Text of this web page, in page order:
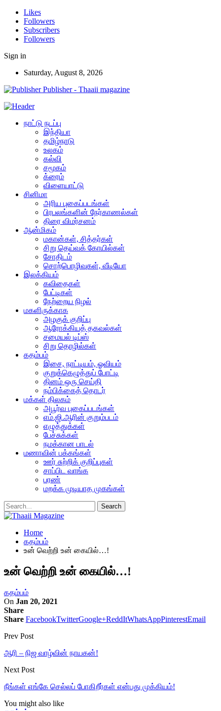
Likes
Followers
Subscribers
Followers
Sign in
Saturday, August 8, 2026
Publisher - Thaaii magazine
நாட்டு நடப்பு
இந்தியா
தமிழ்நாடு
உலகம்
கல்வி
சமூகம்
க்ரைம்
விளையாட்டு
சினிமா
அரிய புகைப்படங்கள்
பிரபலங்களின் நேர்காணல்கள்
திரை விமர்சனம்
ஆன்மிகம்
மகான்கள், சித்தர்கள்
சிறு தெய்வக் கோயில்கள்
சோதிடம்
சொற்பொழிவுகள், வீடியோ
இலக்கியம்
கவிதைகள்
பேட்டிகள்
நேற்றைய நிழல்
மகளிருக்காக
அழகுக் குறிப்பு
ஆரோக்கியத் தகவல்கள்
சமையல் டிப்ஸ்
சிறு தொழில்கள்
கதம்பம்
இசை, நாட்டியம், ஓவியம்
குறுக்கெழுத்துப் போட்டி
தினம் ஒரு செய்தி
நம்பிக்கைத் தொடர்
மக்கள் திலகம்
அபூர்வ புகைப்படங்கள்
எம்.ஜி.ஆரின் குறும்படம்
எழுத்துக்கள்
பேச்சுக்கள்
நமக்கான பாடல்
மணாவின் பக்கங்கள்
ஊர் சுற்றிக் குறிப்புகள்
சாப்பிட வாங்க
பரண்
மறக்க முடியாத முகங்கள்
Home
கதம்பம்
உன் வெற்றி உன் கையில்…!
உன் வெற்றி உன் கையில்…!
கதம்பம்
On Jan 20, 2021
Share
Share FacebookTwitterGoogle+ReddItWhatsAppPinterestEmail
Prev Post
ஆரி – நிஜ வாழ்வின் நாயகன்!
Next Post
நீங்கள் எங்கே செல்லப் போகிறீர்கள் என்பது முக்கியம்!
You might also like